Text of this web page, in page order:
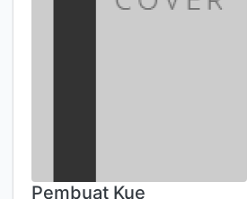
Pembuat Kue